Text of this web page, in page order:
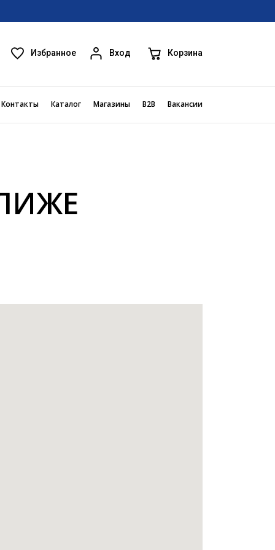
Избранное Вход Корзина
Контакты Каталог Магазины B2B Вакансии